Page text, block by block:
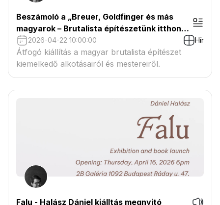
Beszámoló a „Breuer, Goldfinger és más
magyarok – Brutalista építészetünk itthon
és odaát” című kiállításról
2026-04-22 10:00:00 Hír
Átfogó kiállítás a magyar brutalista építészet
kiemelkedő alkotásairól és mestereiről.
Falu - Halász Dániel kiálltás megnyitó